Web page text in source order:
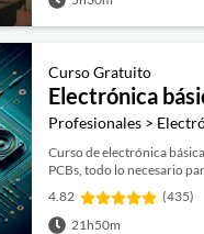
Curso Gratuito
Electrónica
Profesionales >
Curso de electrónica
PCBs, todo lo necesario
4.82
(435)
21h50m